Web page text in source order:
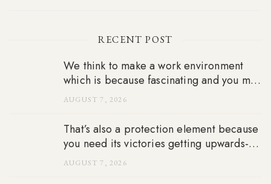
RECENT POST
We think to make a work environment
which is because fascinating and you may
fulfilling as the all of our local casino
AUGUST 7, 2026
That’s also a protection element because
you need its victories getting upwards-to-
go out usually and also to enter connect
AUGUST 7, 2026